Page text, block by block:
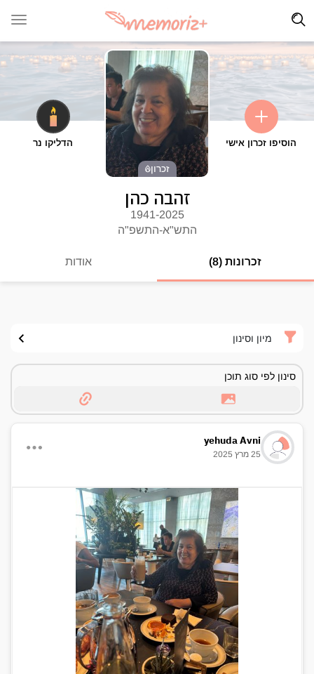
הוסיפו זכרון אישי
זכרון
הדליקו נר
זהבה כהן
1941-2025
התש"א-התשפ"ה
זכרונות (8) אודות
מיון וסינון
סינון לפי סוג תוכן
yehuda Avni
25 מרץ 2025